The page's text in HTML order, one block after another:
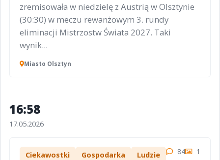
zremisowała w niedzielę z Austrią w Olsztynie
(30:30) w meczu rewanżowym 3. rundy
eliminacji Mistrzostw Świata 2027. Taki
wynik...
Miasto Olsztyn
16:58
17.05.2026
Ciekawostki Gospodarka Ludzie 84 1